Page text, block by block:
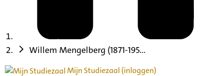
Willem Mengelberg (1871-195...
Mijn Studiezaal (inloggen)